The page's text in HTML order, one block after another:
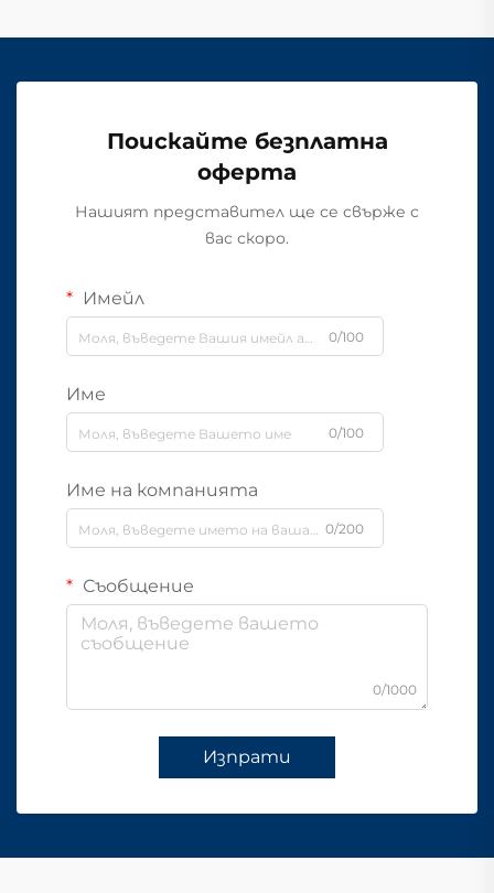
Поискайте безплатна
оферта
Нашият представител ще се свърже с
вас скоро.
Имейл
0/100
Име
0/100
Име на компанията
0/200
Съобщение
0/1000
Изпрати